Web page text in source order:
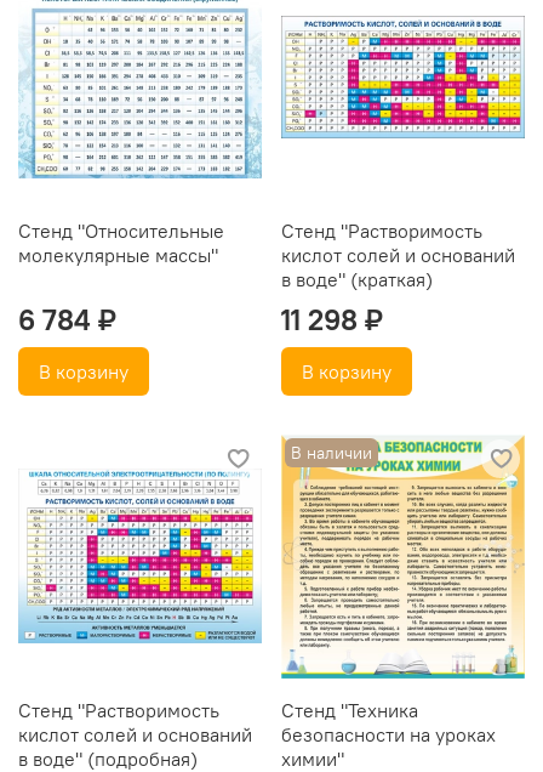
Стенд "Относительные
молекулярные массы"
6 784 ₽
В корзину
Стенд "Растворимость
кислот солей и оснований
в воде" (краткая)
11 298 ₽
В корзину
Стенд "Растворимость
кислот солей и оснований
в воде" (подробная)
В наличии
Стенд "Техника
безопасности на уроках
химии"